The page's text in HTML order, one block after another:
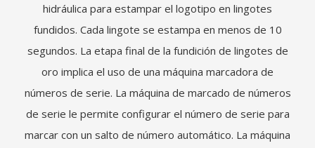
hidráulica para estampar el logotipo en lingotes
fundidos. Cada lingote se estampa en menos de 10
segundos. La etapa final de la fundición de lingotes de
oro implica el uso de una máquina marcadora de
números de serie. La máquina de marcado de números
de serie le permite configurar el número de serie para
marcar con un salto de número automático. La máquina